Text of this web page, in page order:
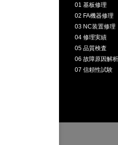
お客
採用
01 基板修理
02 FA機器修理
03 NC装置修理
04 修理実績
05 品質検査
06 故障原因解析
07 信頼性試験